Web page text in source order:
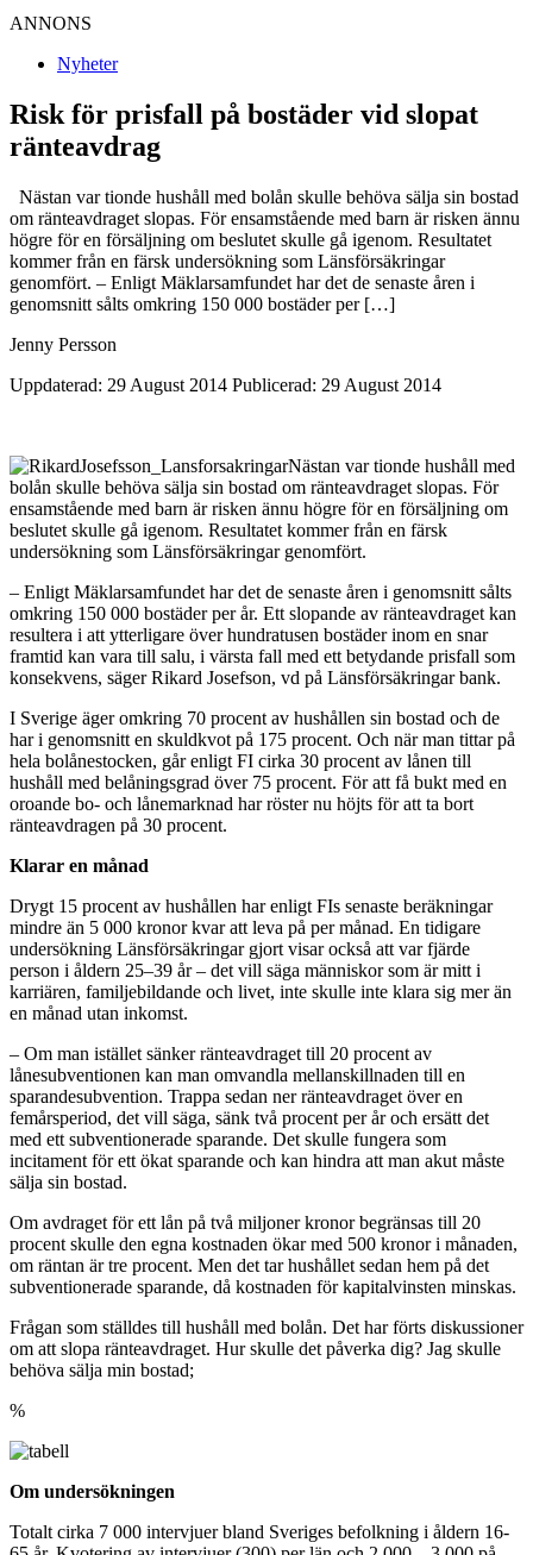
ANNONS
Nyheter
Risk för prisfall på bostäder vid slopat
ränteavdrag
Nästan var tionde hushåll med bolån skulle behöva sälja sin bostad
om ränteavdraget slopas. För ensamstående med barn är risken ännu
högre för en försäljning om beslutet skulle gå igenom. Resultatet
kommer från en färsk undersökning som Länsförsäkringar
genomfört. – Enligt Mäklarsamfundet har det de senaste åren i
genomsnitt sålts omkring 150 000 bostäder per […]
Jenny Persson
Uppdaterad: 29 August 2014 Publicerad: 29 August 2014
Nästan var tionde hushåll med
bolån skulle behöva sälja sin bostad om ränteavdraget slopas. För
ensamstående med barn är risken ännu högre för en försäljning om
beslutet skulle gå igenom. Resultatet kommer från en färsk
undersökning som Länsförsäkringar genomfört.
– Enligt Mäklarsamfundet har det de senaste åren i genomsnitt sålts
omkring 150 000 bostäder per år. Ett slopande av ränteavdraget kan
resultera i att ytterligare över hundratusen bostäder inom en snar
framtid kan vara till salu, i värsta fall med ett betydande prisfall som
konsekvens, säger Rikard Josefson, vd på Länsförsäkringar bank.
I Sverige äger omkring 70 procent av hushållen sin bostad och de
har i genomsnitt en skuldkvot på 175 procent. Och när man tittar på
hela bolånestocken, går enligt FI cirka 30 procent av lånen till
hushåll med belåningsgrad över 75 procent. För att få bukt med en
oroande bo- och lånemarknad har röster nu höjts för att ta bort
ränteavdragen på 30 procent.
Klarar en månad
Drygt 15 procent av hushållen har enligt FIs senaste beräkningar
mindre än 5 000 kronor kvar att leva på per månad. En tidigare
undersökning Länsförsäkringar gjort visar också att var fjärde
person i åldern 25–39 år – det vill säga människor som är mitt i
karriären, familjebildande och livet, inte skulle inte klara sig mer än
en månad utan inkomst.
– Om man istället sänker ränteavdraget till 20 procent av
lånesubventionen kan man omvandla mellanskillnaden till en
sparandesubvention. Trappa sedan ner ränteavdraget över en
femårsperiod, det vill säga, sänk två procent per år och ersätt det
med ett subventionerade sparande. Det skulle fungera som
incitament för ett ökat sparande och kan hindra att man akut måste
sälja sin bostad.
Om avdraget för ett lån på två miljoner kronor begränsas till 20
procent skulle den egna kostnaden ökar med 500 kronor i månaden,
om räntan är tre procent. Men det tar hushållet sedan hem på det
subventionerade sparande, då kostnaden för kapitalvinsten minskas.
Frågan som ställdes till hushåll med bolån. Det har förts diskussioner
om att slopa ränteavdraget. Hur skulle det påverka dig? Jag skulle
behöva sälja min bostad;
%
Om undersökningen
Totalt cirka 7 000 intervjuer bland Sveriges befolkning i åldern 16-